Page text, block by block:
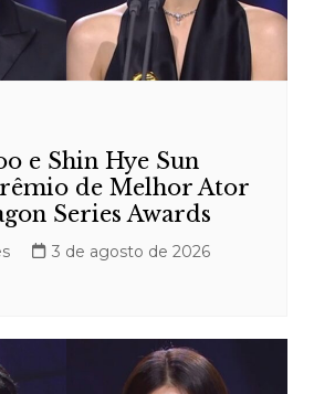
e Shin Hye Sun
de Melhor Ator
Series Awards
3 de agosto de 2026